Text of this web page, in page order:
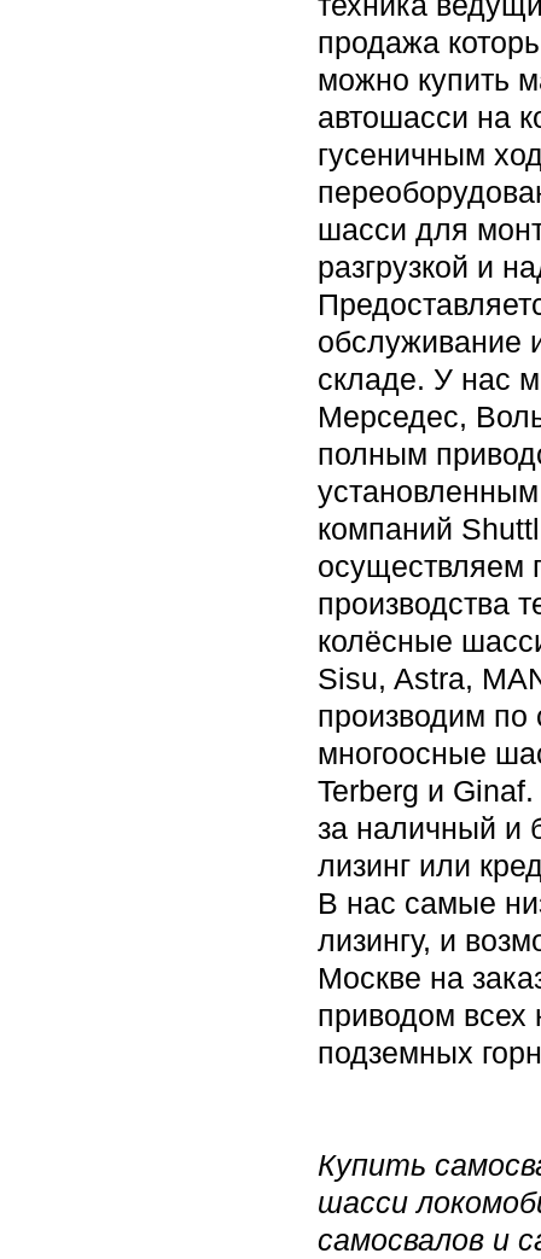
продажа
можно купить
автошасси на
гусеничным
шасси для
разгрузкой и
обслуживание
складе. У нас
Мерседес,
полным
компаний
осуществляем
производства
колёсные
Sisu, Astra,
производим
многоосные
Terberg и
за наличный и
лизинг или
В нас самые
лизингу, и
Москве на
приводом всех
подземных
Купить
шасси
самосвалов и